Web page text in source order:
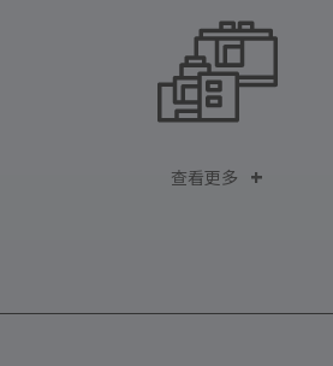
查看更多